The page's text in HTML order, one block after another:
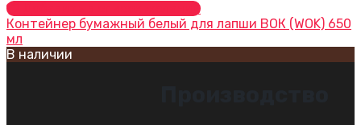
Добавить в список желаний
Контейнер бумажный белый для лапши ВОК (WOK) 650
мл
В наличии